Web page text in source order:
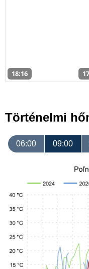
18:16
Történelmi
06:00 09:00